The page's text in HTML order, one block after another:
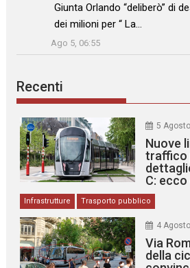
Giunta Orlando “deliberò” di
dei milioni per “ La…
”
Ago 5, 06:55
Recenti
5
Nuove
traffico
C:
Infrastrutture Trasporto pubblico
4
Via
della